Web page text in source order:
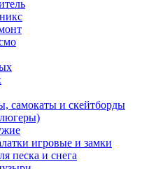
самокаты и скейтборды
игровые и замки
песка и снега